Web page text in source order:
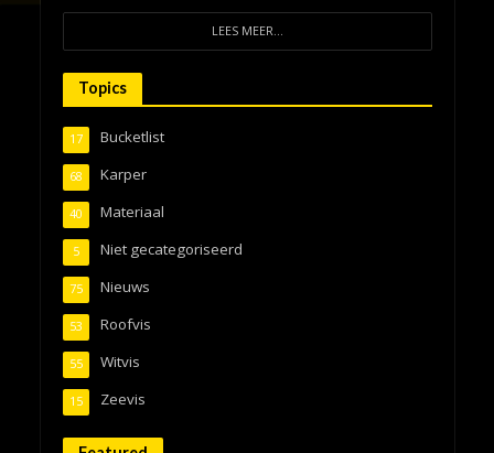
LEES MEER...
Topics
Bucketlist
17
Karper
68
Materiaal
40
Niet gecategoriseerd
5
Nieuws
75
Roofvis
53
Witvis
55
Zeevis
15